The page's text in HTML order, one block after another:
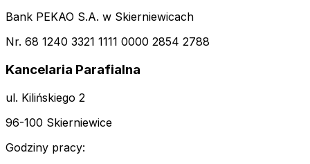
Bank PEKAO S.A. w Skierniewicach
Nr. 68 1240 3321 1111 0000 2854 2788
Kancelaria Parafialna
ul. Kilińskiego 2
96-100 Skierniewice
Godziny pracy: